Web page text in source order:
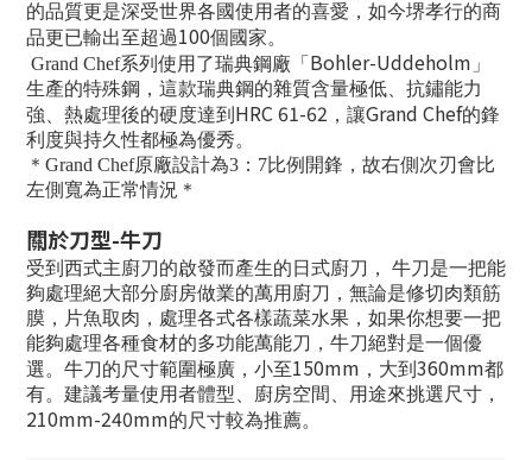
的品質更是深受世界各國使用者的喜愛，如今堺孝行的商
品更已輸出至超過100個國家。
Grand Chef系列使用了瑞典鋼廠「 Bohler-Uddeholm 」
生產的特殊鋼，這款瑞典鋼的雜質含量極低、抗鏽能力
強、熱處理後的硬度達到 HRC 61-62 ，讓Grand Chef的鋒
利度與持久性都極為優秀。
＊ Grand Chef原廠設計為3：7比例開鋒，故右側次刃會比
左側寬為正常情況＊
關於刀型-牛刀
受到西式主廚刀的啟發而產生的日式廚刀， 牛刀是一把能
夠處理絕大部分廚房做業的萬用廚刀，無論是修切肉類筋
膜，片魚取肉，處理各式各樣蔬菜水果，如果你想要一把
能夠處理各種食材的多功能萬能刀，牛刀絕對是一個優
選。牛刀的尺寸範圍極廣，小至150mm ，大到 360mm都
有。建議考量使用者體型、廚房空間、用途來挑選尺寸，
210mm-240mm的尺寸較為推薦。